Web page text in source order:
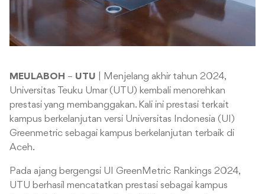
MEULABOH – UTU | Menjelang akhir tahun 2024,
Universitas Teuku Umar (UTU) kembali menorehkan
prestasi yang membanggakan. Kali ini prestasi terkait
kampus berkelanjutan versi Universitas Indonesia (UI)
Greenmetric sebagai kampus berkelanjutan terbaik di
Aceh.
Pada ajang bergengsi UI GreenMetric Rankings 2024,
UTU berhasil mencatatkan prestasi sebagai kampus